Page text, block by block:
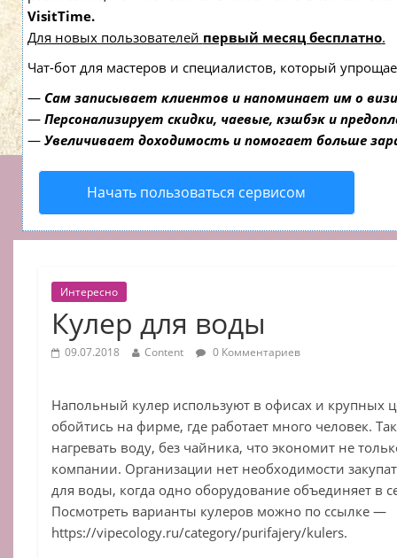
VisitTime.
Для новых пользователей первый месяц бесплатно.
Чат-бот для мастеров и специалистов, который
— Сам записывает клиентов и напоминает им о
— Персонализирует скидки, чаевые, кэшбэк и
— Увеличивает доходимость и помогает больше
Начать пользоваться сервисом
Интересно
Кулер для воды
09.07.2018 Content 0 Комментариев
Напольный кулер используют в офисах и крупных
обойтись на фирме, где работает много человек.
нагревать воду, без чайника, что экономит не
компании. Организации нет необходимости
для воды, когда одно оборудование объединяет в
Посмотреть варианты кулеров можно по ссылке —
https://vipecology.ru/category/purifajery/kulers.